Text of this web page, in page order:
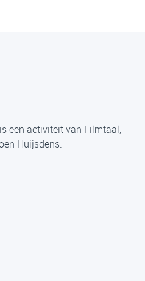
een activiteit van Filmtaal,
Huijsdens.